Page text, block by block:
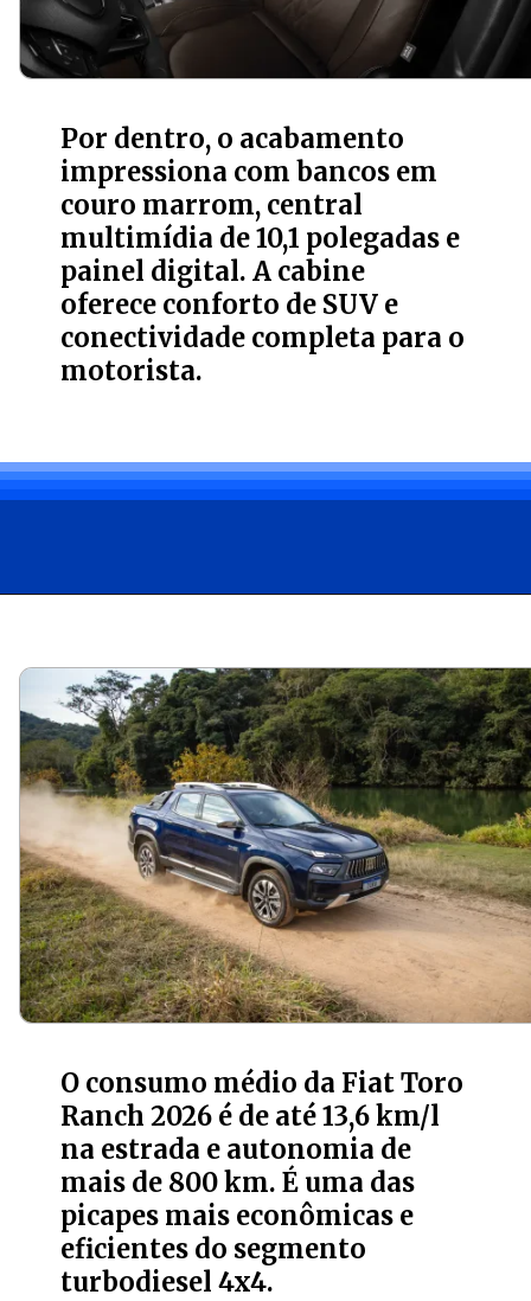
Por dentro, o acabamento
impressiona com bancos em
couro marrom, central
multimídia de 10,1 polegadas e
painel digital. A cabine
oferece conforto de SUV e
conectividade completa para o
motorista.
O consumo médio da Fiat Toro
Ranch 2026 é de até 13,6 km/l
na estrada e autonomia de
mais de 800 km. É uma das
picapes mais econômicas e
eficientes do segmento
turbodiesel 4x4.